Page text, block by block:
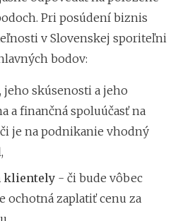
Pri posúdení biznis
v Slovenskej sporiteľni
bodov:
, jeho skúsenosti a jeho
a finančná spoluúčasť na
je na podnikanie vhodný
klientely - či bude vôbec
ochotná zaplatiť cenu za